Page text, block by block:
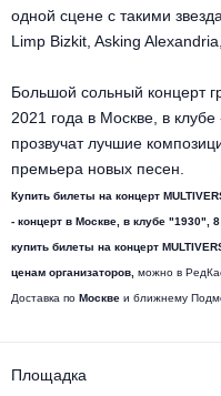
одной сцене с такими
Limp Bizkit, Asking
Большой сольный концерт
2021 года в Москве, в
прозвучат лучшие
премьера новых песен.
Купить билеты на концерт
- концерт в Москве, в клубе "1930",
купить билеты на концерт
ценам организаторов, можно в
Доставка по Москве и ближнему
Площадка